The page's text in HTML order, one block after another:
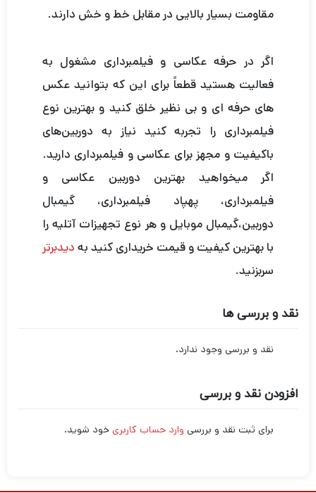
مقاومت بسیار بالایی در مقابل خط و خش دارند.
اگر در حرفه عکاسی و فیلمبرداری مشغول به
فعالیت هستید قطعاً برای این که بتوانید عکس
های حرفه ای و بی نظیر خلق کنید و بهترین نوع
فیلمبرداری را تجربه کنید نیاز به دوربین‌های
باکیفیت و مجهز برای عکاسی و فیلمبرداری دارید.
اگر میخواهید بهترین دوربین عکاسی و
فیلمبرداری، پهپاد فیلمبرداری، گیمبال
دوربین،گیمبال موبایل و هر نوع تجهیزات آتلیه را
با بهترین کیفیت و قیمت خریداری کنید به دیدبرتر
سربزنید.
نقد و بررسی ها
نقد و بررسی وجود ندارد.
افزودن نقد و بررسی
برای ثبت نقد و بررسی وارد حساب کاربری خود شوید.